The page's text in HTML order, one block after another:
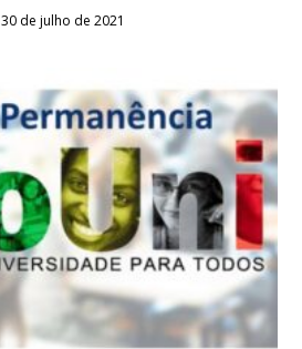
30 de julho de 2021